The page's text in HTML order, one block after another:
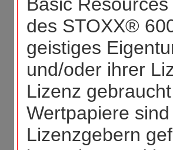
des STOXX®
geistiges
und/oder ihrer
Lizenz
Wertpapiere
Lizenzgebern